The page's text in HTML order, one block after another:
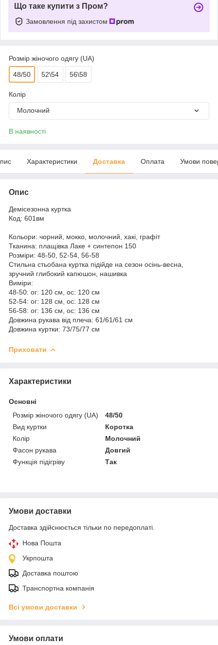
Що таке купити з Пром?
Замовлення під захистом
Розмір жіночого одягу (UA)
48/50 52\54 56\58
Колір
Молочний
В наявності
Характеристики Доставка Оплата Умови
Опис
Демісезонна куртка
Код: 601вм
Кольори: чорний, мокко, молочний, хакі, графіт
Тканина: плащівка Лаке + синтепон 150
Розміри: 48-50, 52-54, 56-58
Стильна стьобана куртка підійде на сезон осінь-весна,
зручний глибокий капюшон, нашивка
Виміри:
48-50: ог: 120 см, ос: 120 см
52-54: ог: 128 см, ос: 128 см
56-58: ог: 136 см, ос: 136 см
Довжина рукава від плеча: 61/61/61 см
Довжина куртки: 73/75/77 см
Приховати
Характеристики
Основні
Розмір жіночого одягу (UA)
48/50
Вид куртки
Коротка
Колір
Молочний
Фасон рукава
Довгий
Функція підігріву
Так
Умови доставки
Доставка здійснюється тільки по передоплаті.
Нова Пошта
Укрпошта
Доставка поштою
Транспортна компанія
Всі умови доставки
Умови оплати